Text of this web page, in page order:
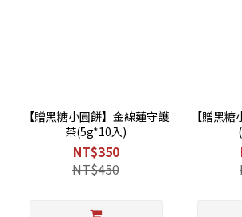
【贈黑糖小圓餅】金線蓮守護
茶(5g*10入)
NT$350
NT$450
【贈黑